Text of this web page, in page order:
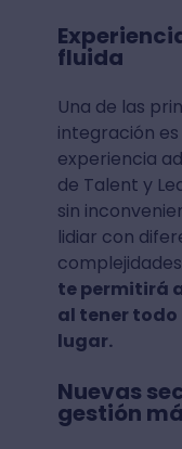
fluida
Una de las
integración
experiencia
de Talent y
sin
lidiar con
te permitirá
al tener todo
lugar.
Nuevas
gestión